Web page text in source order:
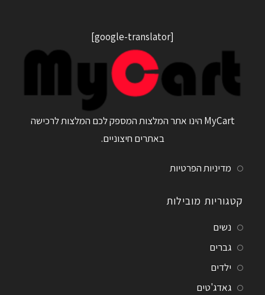
[google-translator]
MyCart הינו אתר המלצות המספק לכם המלצות לרכישה
באתרים חיצוניים.
מדיניות הפרטיות
קטגוריות מובילות
נשים
גברים
ילדים
גאדג'טים